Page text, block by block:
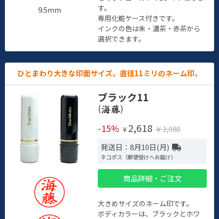
9.5mm
す。
専用化粧ケース付きです。
インクの色は朱・濃茶・赤茶から
選択できます。
ひとまわり大きな印面サイズ。直径11ミリのネーム印。
ブラック11
(
)
-15% ￥ 2,618 ￥3,080
発送日：8月10日(月)
ネコポス（郵便受けへお届け）
商品詳細・ご注文
大きめサイズのネーム印です。
ボディカラーは、ブラックとホワ